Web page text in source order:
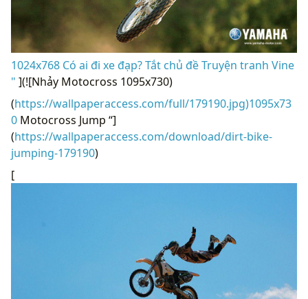
1024x768 Có ai đi xe đạp? Tắt chủ đề Truyện tranh Vine
" ](![Nhảy Motocross 1095x730)
(https://wallpaperaccess.com/full/179190.jpg)1095x73
0 Motocross Jump “]
(https://wallpaperaccess.com/download/dirt-bike-
jumping-179190)
[